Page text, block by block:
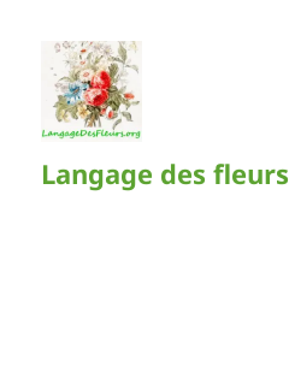
Langage des fleurs